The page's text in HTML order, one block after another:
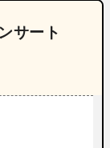
サート